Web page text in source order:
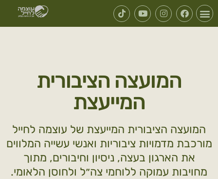
המועצה הציבורית
המייעצת
המועצה הציבורית המייעצת של עוצמה לחייל
מורכבת מדמויות ציבוריות ואנשי עשייה המלווים
את הארגון בעצה, ניסיון וחיבורים, מתוך
מחויבות עמוקה ללוחמי צה״ל ולחוסן הלאומי.